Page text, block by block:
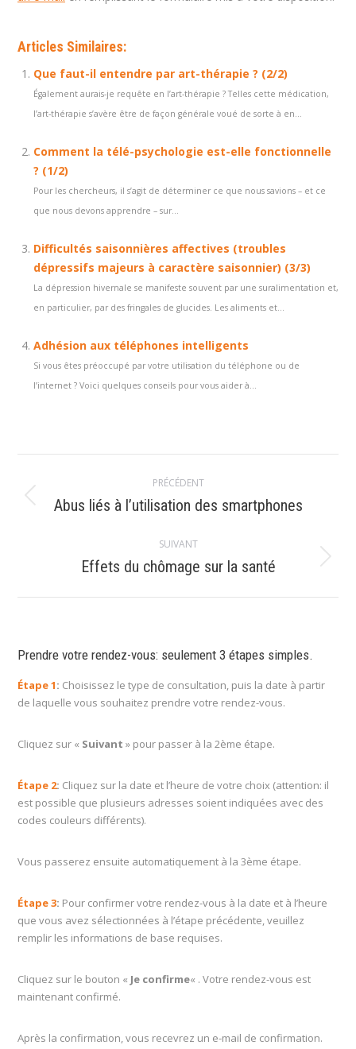
Articles Similaires:
Que faut-il entendre par art-thérapie ? (2/2)
Également aurais-je requête en l’art-thérapie ? Telles cette médication,
l’art-thérapie s’avère être de façon générale voué de sorte à en...
Comment la télé-psychologie est-elle fonctionnelle
? (1/2)
Pour les chercheurs, il s’agit de déterminer ce que nous savions – et ce
que nous devons apprendre – sur...
Difficultés saisonnières affectives (troubles
dépressifs majeurs à caractère saisonnier) (3/3)
La dépression hivernale se manifeste souvent par une suralimentation et,
en particulier, par des fringales de glucides. Les aliments et...
Adhésion aux téléphones intelligents
Si vous êtes préoccupé par votre utilisation du téléphone ou de
l’internet ? Voici quelques conseils pour vous aider à...
article
PRÉCÉDENT
Article
:
Abus liés à l’utilisation des smartphones
SUIVANT
Article
:
Effets du chômage sur la santé
Prendre votre rendez-vous: seulement 3 étapes simples.
Étape 1: Choisissez le type de consultation, puis la date à partir
de laquelle vous souhaitez prendre votre rendez-vous.
Cliquez sur « Suivant » pour passer à la 2ème étape.
Étape 2: Cliquez sur la date et l’heure de votre choix (attention: il
est possible que plusieurs adresses soient indiquées avec des
codes couleurs différents).
Vous passerez ensuite automatiquement à la 3ème étape.
Étape 3: Pour confirmer votre rendez-vous à la date et à l’heure
que vous avez sélectionnées à l’étape précédente, veuillez
remplir les informations de base requises.
Cliquez sur le bouton « Je confirme« . Votre rendez-vous est
maintenant confirmé.
Après la confirmation, vous recevrez un e-mail de confirmation.